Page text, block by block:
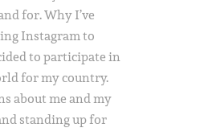
for. Why I’ve
Instagram to
to participate in
for my country.
about me and my
standing up for